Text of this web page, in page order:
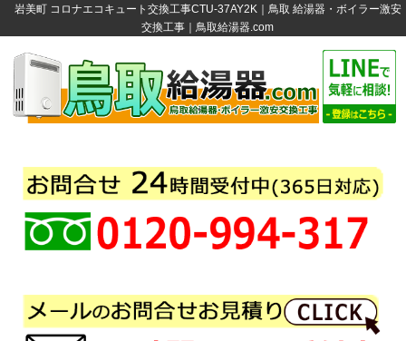
岩美町 コロナエコキュート交換工事CTU-37AY2K｜鳥取 給湯器・ボイラー激安
交換工事｜鳥取給湯器.com